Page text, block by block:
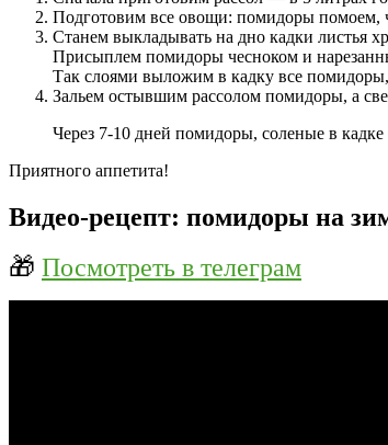
Подготовим все овощи: помидоры помоем,
Станем выкладывать на дно кадки листья
Присыплем помидоры чесноком и
Так слоями выложим в кадку все
Зальем остывшим рассолом помидоры, а
Через 7-10 дней помидоры, соленые в
Приятного аппетита!
Видео-рецепт: помидоры на
🎁 Посмотреть в телеграм